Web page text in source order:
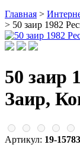
Главная >
> 50 заир 1982
50 заир
Заир,
Артикул: 19-15783